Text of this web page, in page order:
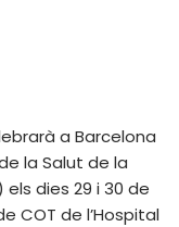
a Barcelona
la Salut de la
dies 29 i 30 de
COT de l’Hospital